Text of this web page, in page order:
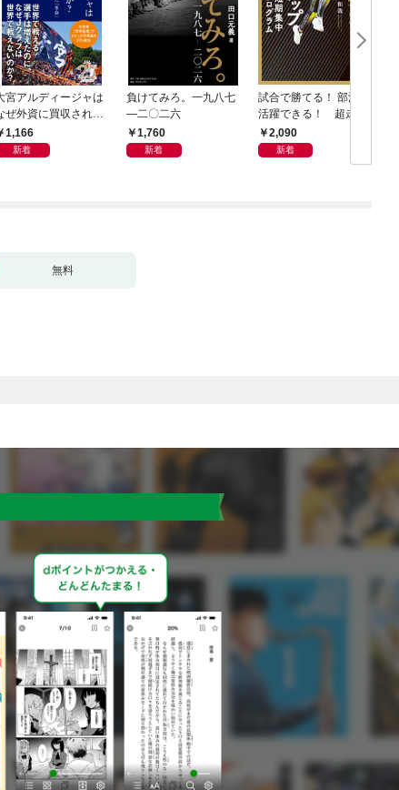
宮アルディージャは
ぜ外資に買収された
か？～日本サッカー
スポーツビジネスに
1,166
新着
負けてみろ。一九八七
―二〇二六
1,760
新着
試合で勝てる！ 部活で
活躍できる！ 超走力
アップ 7日間短期集中
プログラム
2,090
新着
無料